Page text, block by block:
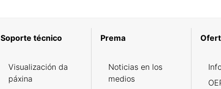
Soporte técnico
Visualización da
páxina
Prema
Noticias en los
medios